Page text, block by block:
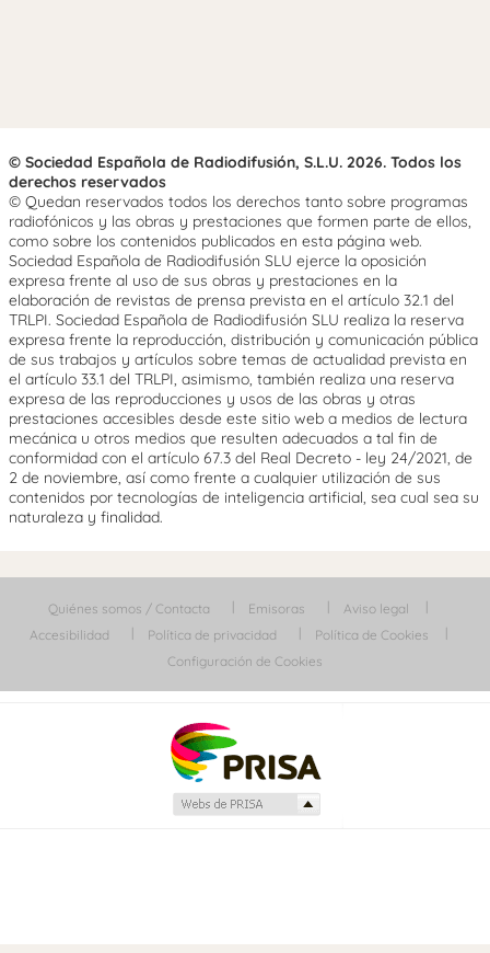
© Sociedad Española de Radiodifusión, S.L.U. 2026. Todos los
derechos reservados
© Quedan reservados todos los derechos tanto sobre programas
radiofónicos y las obras y prestaciones que formen parte de ellos,
como sobre los contenidos publicados en esta página web.
Sociedad Española de Radiodifusión SLU ejerce la oposición
expresa frente al uso de sus obras y prestaciones en la
elaboración de revistas de prensa prevista en el artículo 32.1 del
TRLPI. Sociedad Española de Radiodifusión SLU realiza la reserva
expresa frente la reproducción, distribución y comunicación pública
de sus trabajos y artículos sobre temas de actualidad prevista en
el artículo 33.1 del TRLPI, asimismo, también realiza una reserva
expresa de las reproducciones y usos de las obras y otras
prestaciones accesibles desde este sitio web a medios de lectura
mecánica u otros medios que resulten adecuados a tal fin de
conformidad con el artículo 67.3 del Real Decreto - ley 24/2021, de
2 de noviembre, así como frente a cualquier utilización de sus
contenidos por tecnologías de inteligencia artificial, sea cual sea su
naturaleza y finalidad.
Quiénes somos / Contacta Emisoras
Aviso legal
Accesibilidad
Política de privacidad
Política de Cookies
Configuración de Cookies